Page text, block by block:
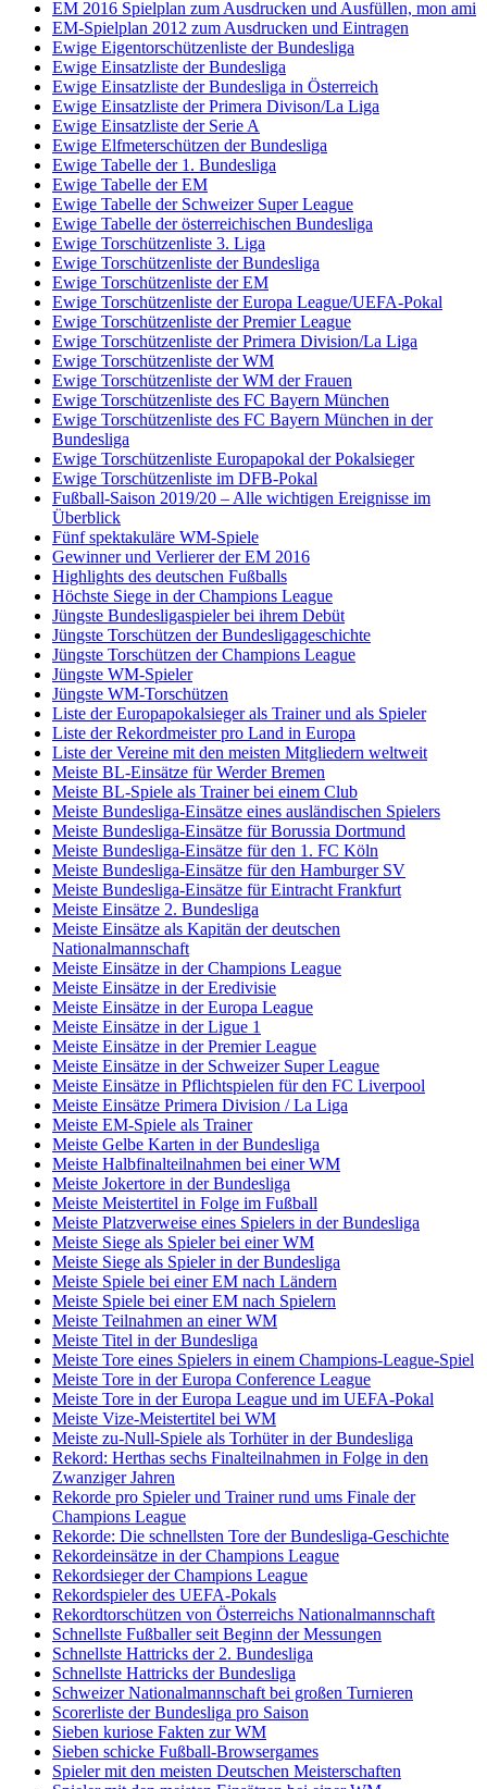
EM 2016 Spielplan zum Ausdrucken und Ausfüllen, mon ami
EM-Spielplan 2012 zum Ausdrucken und Eintragen
Ewige Eigentorschützenliste der Bundesliga
Ewige Einsatzliste der Bundesliga
Ewige Einsatzliste der Bundesliga in Österreich
Ewige Einsatzliste der Primera Divison/La Liga
Ewige Einsatzliste der Serie A
Ewige Elfmeterschützen der Bundesliga
Ewige Tabelle der 1. Bundesliga
Ewige Tabelle der EM
Ewige Tabelle der Schweizer Super League
Ewige Tabelle der österreichischen Bundesliga
Ewige Torschützenliste 3. Liga
Ewige Torschützenliste der Bundesliga
Ewige Torschützenliste der EM
Ewige Torschützenliste der Europa League/UEFA-Pokal
Ewige Torschützenliste der Premier League
Ewige Torschützenliste der Primera Division/La Liga
Ewige Torschützenliste der WM
Ewige Torschützenliste der WM der Frauen
Ewige Torschützenliste des FC Bayern München
Ewige Torschützenliste des FC Bayern München in der
Bundesliga
Ewige Torschützenliste Europapokal der Pokalsieger
Ewige Torschützenliste im DFB-Pokal
Fußball-Saison 2019/20 – Alle wichtigen Ereignisse im
Überblick
Fünf spektakuläre WM-Spiele
Gewinner und Verlierer der EM 2016
Highlights des deutschen Fußballs
Höchste Siege in der Champions League
Jüngste Bundesligaspieler bei ihrem Debüt
Jüngste Torschützen der Bundesligageschichte
Jüngste Torschützen der Champions League
Jüngste WM-Spieler
Jüngste WM-Torschützen
Liste der Europapokalsieger als Trainer und als Spieler
Liste der Rekordmeister pro Land in Europa
Liste der Vereine mit den meisten Mitgliedern weltweit
Meiste BL-Einsätze für Werder Bremen
Meiste BL-Spiele als Trainer bei einem Club
Meiste Bundesliga-Einsätze eines ausländischen Spielers
Meiste Bundesliga-Einsätze für Borussia Dortmund
Meiste Bundesliga-Einsätze für den 1. FC Köln
Meiste Bundesliga-Einsätze für den Hamburger SV
Meiste Bundesliga-Einsätze für Eintracht Frankfurt
Meiste Einsätze 2. Bundesliga
Meiste Einsätze als Kapitän der deutschen
Nationalmannschaft
Meiste Einsätze in der Champions League
Meiste Einsätze in der Eredivisie
Meiste Einsätze in der Europa League
Meiste Einsätze in der Ligue 1
Meiste Einsätze in der Premier League
Meiste Einsätze in der Schweizer Super League
Meiste Einsätze in Pflichtspielen für den FC Liverpool
Meiste Einsätze Primera Division / La Liga
Meiste EM-Spiele als Trainer
Meiste Gelbe Karten in der Bundesliga
Meiste Halbfinalteilnahmen bei einer WM
Meiste Jokertore in der Bundesliga
Meiste Meistertitel in Folge im Fußball
Meiste Platzverweise eines Spielers in der Bundesliga
Meiste Siege als Spieler bei einer WM
Meiste Siege als Spieler in der Bundesliga
Meiste Spiele bei einer EM nach Ländern
Meiste Spiele bei einer EM nach Spielern
Meiste Teilnahmen an einer WM
Meiste Titel in der Bundesliga
Meiste Tore eines Spielers in einem Champions-League-Spiel
Meiste Tore in der Europa Conference League
Meiste Tore in der Europa League und im UEFA-Pokal
Meiste Vize-Meistertitel bei WM
Meiste zu-Null-Spiele als Torhüter in der Bundesliga
Rekord: Herthas sechs Finalteilnahmen in Folge in den
Zwanziger Jahren
Rekorde pro Spieler und Trainer rund ums Finale der
Champions League
Rekorde: Die schnellsten Tore der Bundesliga-Geschichte
Rekordeinsätze in der Champions League
Rekordsieger der Champions League
Rekordspieler des UEFA-Pokals
Rekordtorschützen von Österreichs Nationalmannschaft
Schnellste Fußballer seit Beginn der Messungen
Schnellste Hattricks der 2. Bundesliga
Schnellste Hattricks der Bundesliga
Schweizer Nationalmannschaft bei großen Turnieren
Scorerliste der Bundesliga pro Saison
Sieben kuriose Fakten zur WM
Sieben schicke Fußball-Browsergames
Spieler mit den meisten Deutschen Meisterschaften